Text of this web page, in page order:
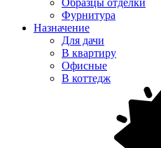
Образцы отделки
Фурнитура
Назначение
Для дачи
В квартиру
Офисные
В коттедж